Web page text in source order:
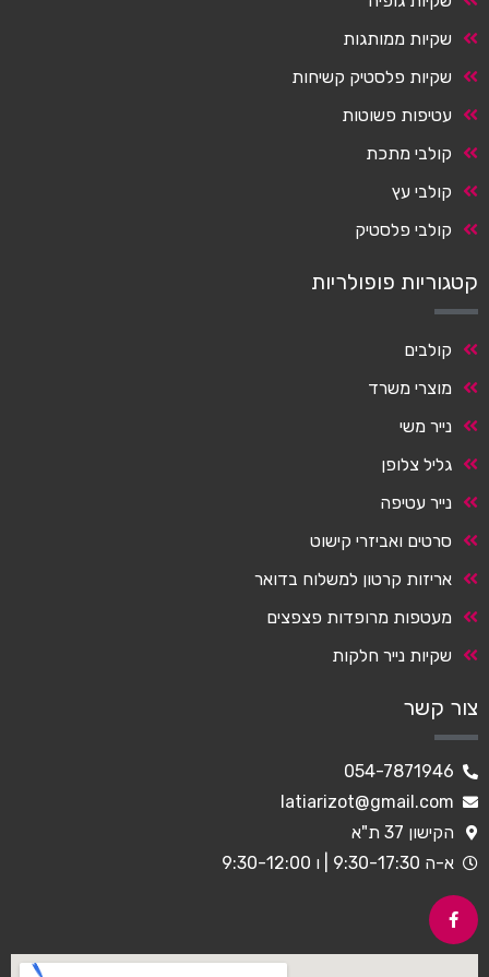
שקיות ממותגות
שקיות פלסטיק קשיחות
עטיפות פשוטות
קולבי מתכת
קולבי עץ
קולבי פלסטיק
קטגוריות פופולריות
קולבים
מוצרי משרד
נייר משי
גליל צלופן
נייר עטיפה
סרטים ואביזרי קישוט
אריזות קרטון למשלוח בדואר
מעטפות מרופדות פצפצים
שקיות נייר חלקות
צור קשר
054-7871946
latiarizot@gmail.com
הקישון 37 ת"א
א-ה 9:30-17:30 | ו 9:30-12:00